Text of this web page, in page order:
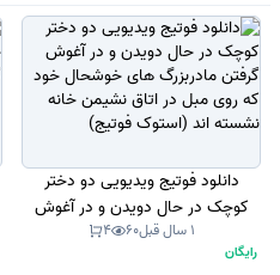
دانلود فوتیج ویدیویی دو دختر
کوچک در حال دویدن و در آغوش
گرفتن مادربزرگ های خوشحال خود
که روی مبل در اتاق نشیمن خانه
1 سال قبل 60
4
رایگان